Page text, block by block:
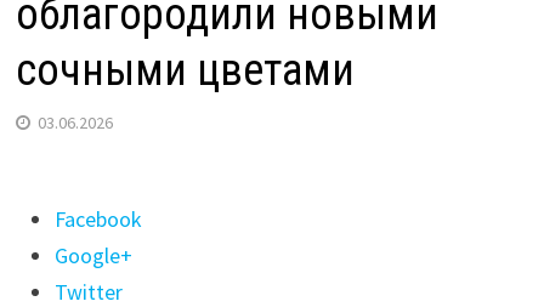
облагородили новыми
сочными цветами
03.06.2026
Поделиться
"Летнее
украшение:
Facebook
Google+
Twitter